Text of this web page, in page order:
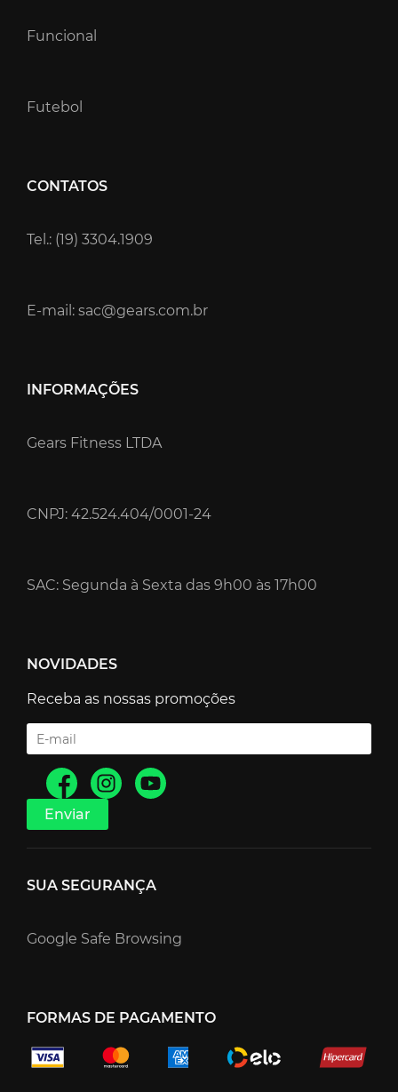
Funcional
Futebol
CONTATOS
Tel.: (19) 3304.1909
E-mail: sac@gears.com.br
INFORMAÇÕES
Gears Fitness LTDA
CNPJ: 42.524.404/0001-24
SAC: Segunda à Sexta das 9h00 às 17h00
NOVIDADES
Receba as nossas promoções
SUA SEGURANÇA
Google Safe Browsing
FORMAS DE PAGAMENTO